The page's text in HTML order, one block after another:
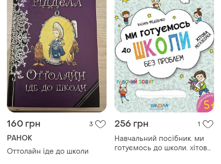
160 грн 3
РАНОК
Оттолайн іде до школи
256 грн 1
Навчальний посібник. ми
готуємось до школи. хітова